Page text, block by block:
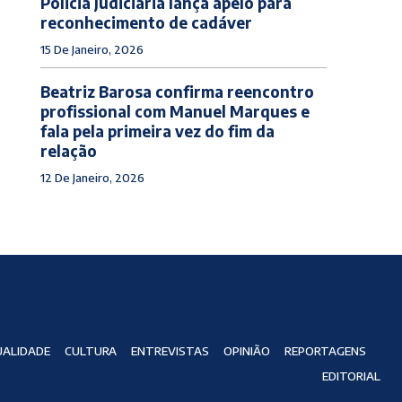
reconhecimento de cadáver
15 De Janeiro, 2026
Beatriz Barosa confirma reencontro
profissional com Manuel Marques e
fala pela primeira vez do fim da
relação
12 De Janeiro, 2026
CULTURA ENTREVISTAS OPINIÃO
REPORTAGENS
EDITORIAL